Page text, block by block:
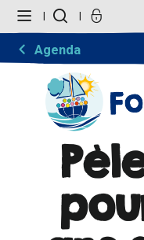
contenu.
navigation
personnels
Agenda